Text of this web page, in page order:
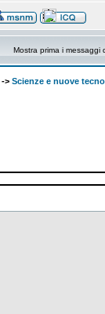
Mostra prima i messaggi
-> Scienze e nuove